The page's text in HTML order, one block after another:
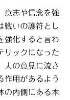
意志や信念を強
戦いの護符とし
強化すると言わ
リックになった
人の意見に流さ
作用があるよう
の内側にある本